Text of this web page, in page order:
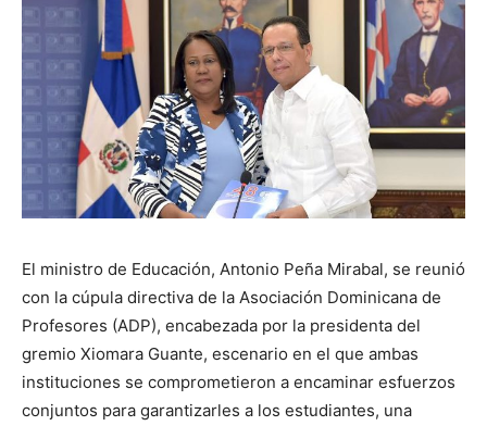
El ministro de Educación, Antonio Peña Mirabal, se reunió
con la cúpula directiva de la Asociación Dominicana de
Profesores (ADP), encabezada por la presidenta del
gremio Xiomara Guante, escenario en el que ambas
instituciones se comprometieron a encaminar esfuerzos
conjuntos para garantizarles a los estudiantes, una